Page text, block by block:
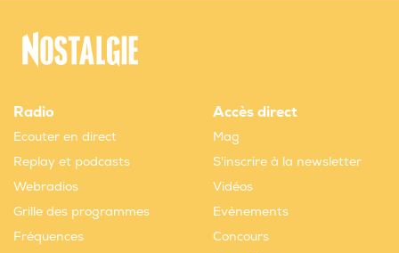
Radio
Ecouter en direct
Replay et podcasts
Webradios
Grille des programmes
Fréquences
Accès direct
Mag
S'inscrire à la newsletter
Vidéos
Evènements
Concours